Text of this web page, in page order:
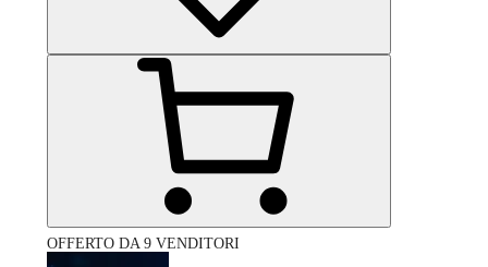
OFFERTO DA 9 VENDITORI